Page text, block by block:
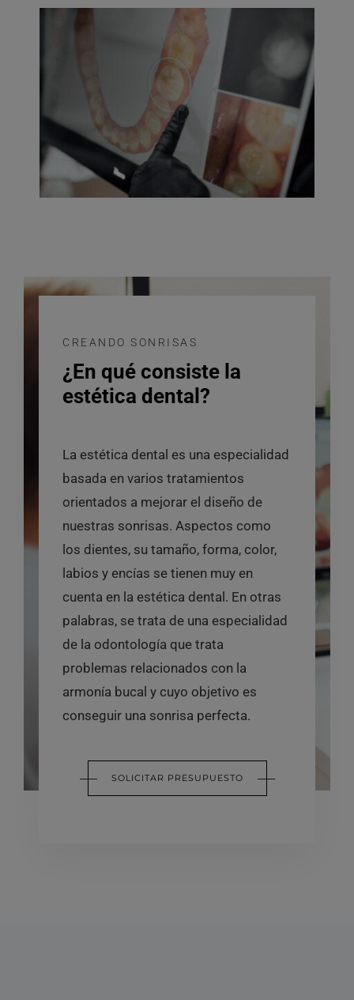
CREANDO SONRISAS
¿En qué consiste la
estética dental?
La estética dental es una especialidad
basada en varios tratamientos
orientados a mejorar el diseño de
nuestras sonrisas. Aspectos como
los dientes, su tamaño, forma, color,
labios y encías se tienen muy en
cuenta en la estética dental. En otras
palabras, se trata de una especialidad
de la odontología que trata
problemas relacionados con la
armonía bucal y cuyo objetivo es
conseguir una sonrisa perfecta.
SOLICITAR PRESUPUESTO